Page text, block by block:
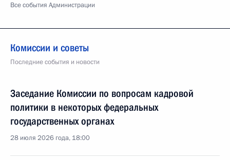
Все события Администрации
Комиссии и советы
Последние события и новости
Заседание Комиссии по вопросам кадровой
политики в некоторых федеральных
государственных органах
28 июля 2026 года, 18:00